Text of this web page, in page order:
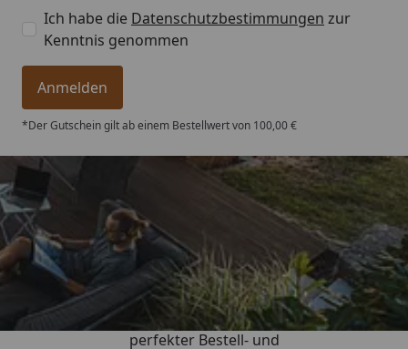
Ich habe die Datenschutzbestimmungen zur
Kenntnis genommen
Anmelden
*Der Gutschein gilt ab einem Bestellwert von 100,00 €
Trusted Shops
4,76/ 5
„Qualitativ sehr gute Ware und ein
perfekter Bestell- und